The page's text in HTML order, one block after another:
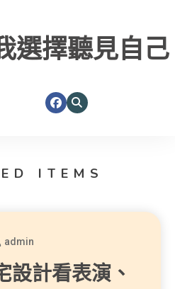
選擇聽見自己
ITEMS
admin
設計看表演、